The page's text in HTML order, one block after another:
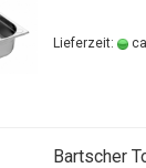
Lieferzeit:
Bartscher